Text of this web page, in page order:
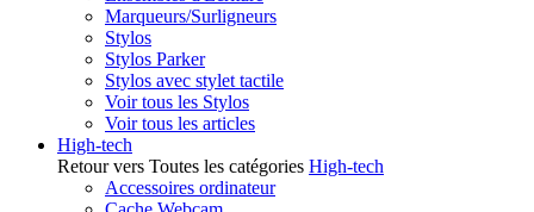
Marqueurs/Surligneurs
Stylos
Stylos Parker
Stylos avec stylet tactile
Voir tous les Stylos
Voir tous les articles
High-tech
Retour vers Toutes les catégories High-tech
Accessoires ordinateur